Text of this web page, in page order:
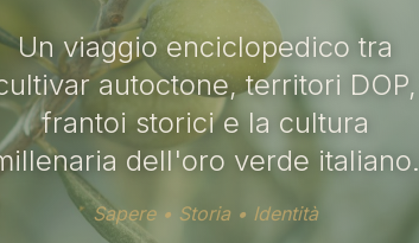
Un viaggio enciclopedico tra
autoctone, territori DOP,
frantoi storici e la cultura
dell'oro verde italiano.
Sapere • Storia • Identità